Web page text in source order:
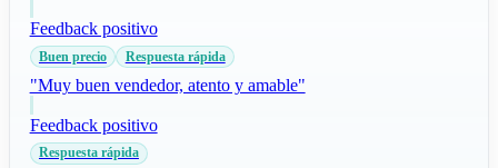
Feedback positivo
Buen precio Respuesta rápida
"Muy buen vendedor, atento y amable"
Feedback positivo
Respuesta rápida